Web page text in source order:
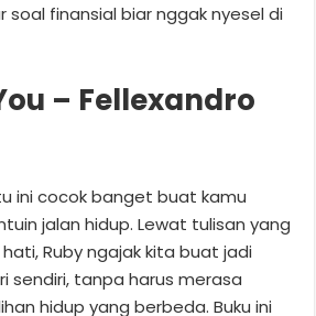
finansial biar nggak nyesel di
– Fellexandro
ini cocok banget buat kamu
jalan hidup. Lewat tulisan yang
Ruby ngajak kita buat jadi
sendiri, tanpa harus merasa
hidup yang berbeda. Buku ini